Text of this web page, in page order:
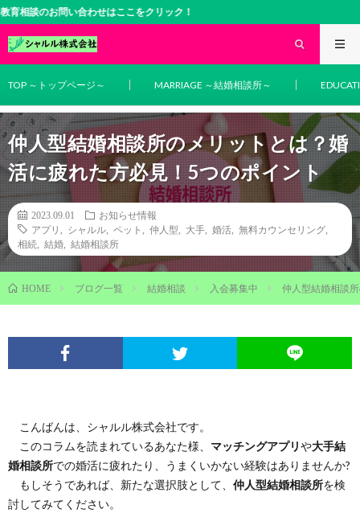
お問い合わせはここをクリック！
TOP ～トップページ～ MARRIAGE ～結婚相談所～
仲人型結婚相談所のメリットとは？婚
活に疲れた方必見！5つのポイント
2023.09.01
お知らせ情報
アプリ
シャルル ペット 仲人型 大手 婚活 無料カウンセリング
相続
結婚 結婚相談所
HOME ブログ一覧 結婚相談 入会募集中 仲人型結婚相談
こんばんは、シャルル株式会社です。
このコラムを読まれているあなた様、 マッチングアプリや大手結
婚相談所での婚活に疲れたり、うまくいかない経験はありませんか?
もしそうであれば、新たな選択肢として、 仲人型結婚相談所を検
討してみてください。